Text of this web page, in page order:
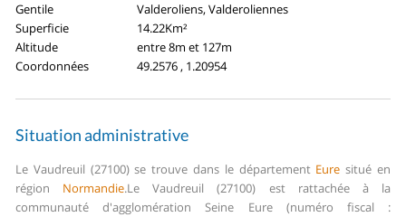
Gentile
Valderoliens, Valderoliennes
Superficie
14.22Km²
Altitude
entre 8m et 127m
Coordonnées
49.2576 , 1.20954
Situation administrative
Le Vaudreuil (27100) se trouve dans le département Eure situé en
région Normandie.Le Vaudreuil (27100) est rattachée à la
communauté d'agglomération Seine Eure (numéro fiscal :